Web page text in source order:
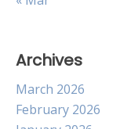
Archives
March 2026
February 2026